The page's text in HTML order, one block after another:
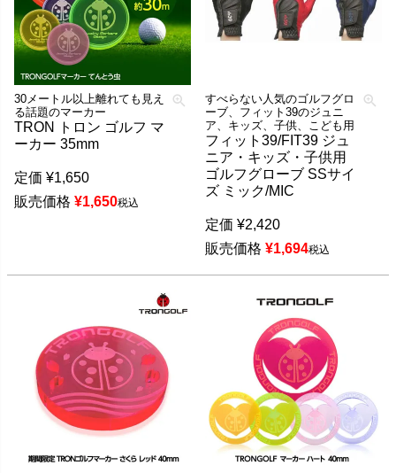
30メートル以上離れても見え
る話題のマーカー
TRON トロン ゴルフ マ
ーカー 35mm
定価 ¥1,650
販売価格 ¥1,650税込
すべらない人気のゴルフグロ
ーブ、フィット39のジュニ
ア、キッズ、子供、こども用
フィット39/FIT39 ジュ
ニア・キッズ・子供用
ゴルフグローブ SSサイ
ズ ミック/MIC
定価 ¥2,420
販売価格 ¥1,694税込